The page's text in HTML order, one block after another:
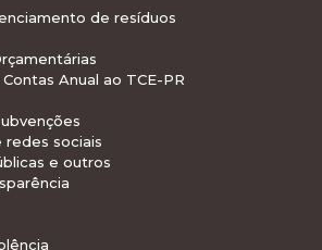
de resíduos
Anual ao TCE-PR
redes sociais
e outros